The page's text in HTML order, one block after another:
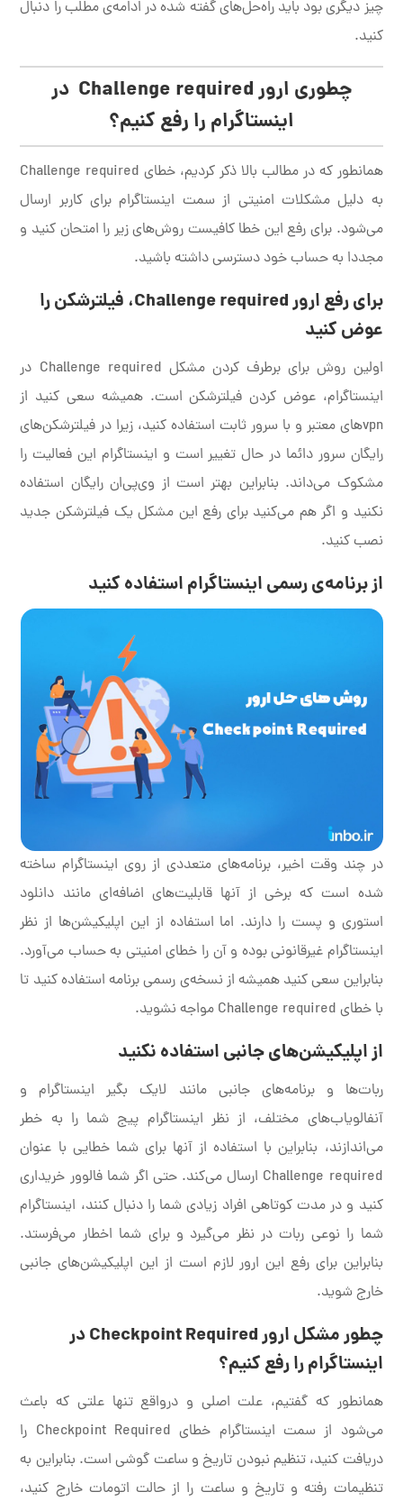
چیز دیگری بود باید راه‌حل‌های گفته شده در ادامه‌ی مطلب را دنبال
کنید.
چطوری ارورChallenge required در
اینستاگرام را رفع کنیم؟
همانطور که در مطالب بالا ذکر کردیم، خطای Challenge required
به دلیل مشکلات امنیتی از سمت اینستاگرام برای کاربر ارسال
می‌شود. برای رفع این خطا کافیست روش‌های زیر را امتحان کنید و
مجددا به حساب خود دسترسی داشته باشید.
برای رفع ارور Challenge required، فیلترشکن را
عوض کنید
اولین روش برای برطرف کردن مشکل Challenge required در
اینستاگرام، عوض کردن فیلترشکن است. همیشه سعی کنید از
vpnهای معتبر و با سرور ثابت استفاده کنید، زیرا در فیلترشکن‌های
رایگان سرور دائما در حال تغییر است و اینستاگرام این فعالیت را
مشکوک می‌داند. بنابراین بهتر است از وی‌پی‌ان رایگان استفاده
نکنید و اگر هم می‌کنید برای رفع این مشکل یک فیلترشکن جدید
نصب کنید.
از برنامه‌ی رسمی اینستاگرام استفاده کنید
در چند وقت اخیر، برنامه‌های متعددی از روی اینستاگرام ساخته
شده است که برخی از آنها قابلیت‌های اضافه‌ای مانند دانلود
استوری و پست را دارند. اما استفاده از این اپلیکیشن‌ها از نظر
اینستاگرام غیرقانونی بوده و آن را خطای امنیتی به حساب می‌‎آورد.
بنابراین سعی کنید همیشه از نسخه‌ی رسمی برنامه استفاده کنید تا
با خطای Challenge required مواجه نشوید.
از اپلیکیشن‌های جانبی استفاده نکنید
ربات‌ها و برنامه‌های جانبی مانند لایک بگیر اینستاگرام و
آنفالویاب‌های مختلف، از نظر اینستاگرام پیج شما را به خطر
می‌اندازند، بنابراین با استفاده از آنها برای شما خطایی با عنوان
Challenge required ارسال می‌کند. حتی اگر شما فالوور خریداری
کنید و در مدت کوتاهی افراد زیادی شما را دنبال کنند، اینستاگرام
شما را نوعی ربات در نظر می‌گیرد و برای شما اخطار می‌فرستد.
بنابراین برای رفع این ارور لازم است از این اپلیکیشن‌های جانبی
خارج شوید.
چطور مشکل ارور Checkpoint Required در
اینستاگرام را رفع کنیم؟
همانطور که گفتیم، علت اصلی و درواقع تنها علتی که باعث
می‌شود از سمت اینستاگرام خطای Checkpoint Required را
دریافت کنید، تنظیم نبودن تاریخ و ساعت گوشی است. بنابراین به
تنظیمات رفته و تاریخ و ساعت را از حالت اتومات خارج کنید،